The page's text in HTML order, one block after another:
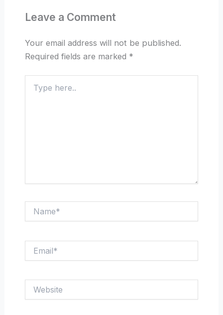
Leave a Comment
Your email address will not be published.
Required fields are marked *
here..